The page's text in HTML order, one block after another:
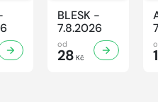
BLESK -
7.8.2026
od
28 Kč